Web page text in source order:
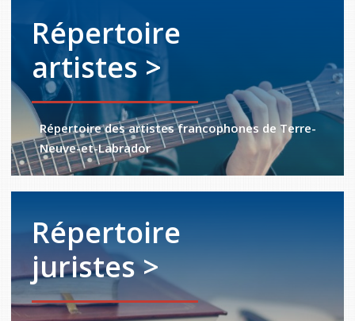
Répertoire
artistes >
Répertoire des artistes francophones de Terre-
Neuve-et-Labrador
Répertoire
juristes >